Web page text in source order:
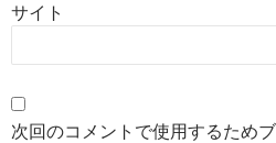
サイト
次回のコメントで使用するため